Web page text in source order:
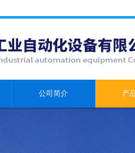
公司简介 产